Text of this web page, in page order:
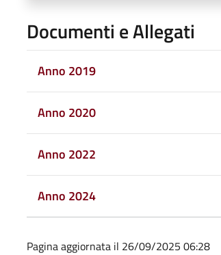
Documenti e Allegati
Anno 2019
Anno 2020
Anno 2022
Anno 2024
Pagina aggiornata il 26/09/2025 06:28